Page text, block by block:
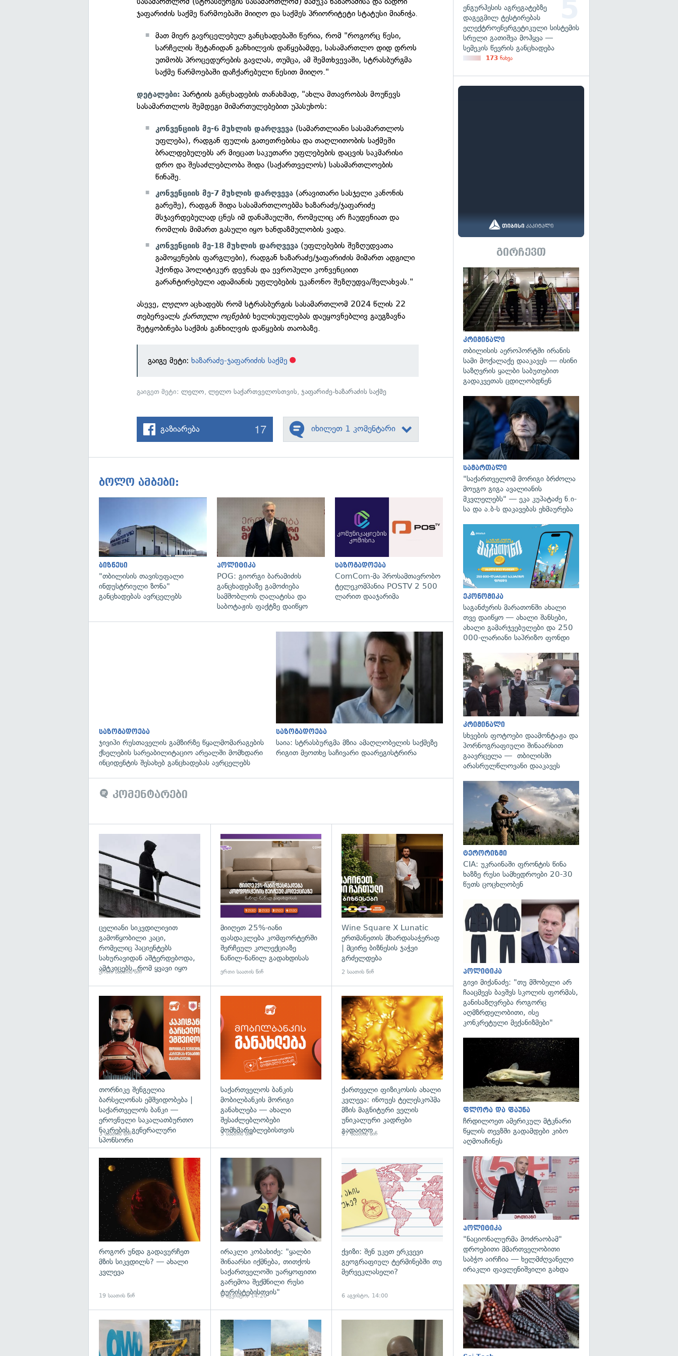
ჯაფარიძის საქმე წარმოებაში მიიღო და საქმეს პრიორიტეტი სტატუსი მიანიჭა.
მათ მიერ გავრცელებულ განცხადებაში წერია, რომ "როგორც წესი,
სარჩელის შეტანიდან განხილვის დაწყებამდე, სასამართლო დიდ დროს
უთმობს პროცედურების გავლას, თუმცა, ამ შემთხვევაში, სტრასბურგმა
საქმე წარმოებაში დაჩქარებული წესით მიიღო."
დეტალები:პარტიის განცხადების თანახმად, "ახლა მთავრობას მოუწევს
სასამართლოს შემდეგი მიმართულებებით უპასუხოს:
კონვენციის მე-6 მუხლის დარღვევა (სამართლიანი სასამართლოს
უფლება), რადგან ფულის გათეთრებისა და თაღლითობის საქმეში
ბრალდებულებს არ მიეცათ საკუთარი უფლებების დაცვის საკმარისი
დრო და შესაძლებლობა შიდა (საქართველოს) სასამართლოების
წინაშე.
კონვენციის მე-7 მუხლის დარღვევა (არავითარი სასჯელი კანონის
გარეშე), რადგან შიდა სასამართლოებმა ხაზარაძე/ჯაფარიძე
მსჯავრდებულად ცნეს იმ დანაშაულში, რომელიც არ ჩაუდენიათ და
რომლის მიმართ გასული იყო ხანდაზმულობის ვადა.
კონვენციის მე-18 მუხლის დარღვევა (უფლებების შეზღუდვათა
გამოყენების ფარგლები), რადგან ხაზარაძე/ჯაფარიძის მიმართ ადგილი
ჰქონდა პოლიტიკურ დევნას და ევროპული კონვენციით
გარანტირებული ადამიანის უფლებების უკანონო შეზღუდვა/შელახვას."
ასევე, ლელოაცხადებს რომ სტრასბურგის სასამართლომ 2024 წლის 22
თებერვალსქართული ოცნებისხელისუფლებას დაუყოვნებლივ გაუგზავნა
შეტყობინება საქმის განხილვის დაწყების თაობაზე.
გაიგე მეტი:ხაზარაძე-ჯაფარიძის საქმე
გაიგეთ მეტი:ლელო,ლელო საქართველოსთვის,ჯაფარიძე-ხაზარაძის საქმე
გაზიარება 17 იხილეთ 1 კომენტარი
ბოლო ამბები:
ბიზნესი
"თბილისის თავისუფალი
ინდუსტრიული ზონა"
განცხადებას ავრცელებს
პოლიტიკა
POG: გიორგი ბარამიძის
განცხადებაზე გამოძიება
სამშობლოს ღალატისა და
საბოტაჟის ფაქტზე დაიწყო
გადახედვა
საზოგადოება
ComCom-მა პროსამთავრობო
ტელეკომპანია POSTV 2 500
ლარით დააჯარიმა
საზოგადოება
ჯივიპი რუსთაველის გამზირზე წყალმომარაგების
ქსელების სარეაბილიტაციო არეალში მომხდარი
ინციდენტის შესახებ განცხადებას ავრცელებს
გადახედვა
საზოგადოება
საია: სტრასბურგმა მზია ამაღლობელის საქმეზე
რიგით მეოთხე საჩივარი დაარეგისტრირა
კომენტარები
გადახედვა
ცელიანი სიკვდილივით
გამოწყობილი კაცი,
რომელიც პაციენტებს
სახურავიდან აშტერდებოდა,
ამტკიცებს, რომ ყვავი იყო
ერთი საათის წინ
მიიღეთ 25%-იანი
ფასდაკლება კომფორტერში
შერჩეულ კოლექციაზე
ნაწილ-ნაწილ გადახდისას
ერთი საათის წინ
Wine Square X Lunatic
ერთმანეთის მხარდასაჭერად
| მცირე ბიზნესის ჯაჭვი
გრძელდება
2 საათის წინ
თორნიკე შენგელია
ბარსელონას ემშვიდობება |
საქართველოს ბანკი —
ეროვნული საკალათბურთო
ნაკრების გენერალური
სპონსორი
3 საათის წინ
საქართველოს ბანკის
მობილბანკის მორიგი
განახლება — ახალი
შესაძლებლობები
მომხმარებლებისთვის
3 საათის წინ
გადახედვა
ქართველი ფიზიკოსის ახალი
კვლევა: ინოუეს ტელესკოპმა
მზის მაგნიტური ველის
უნიკალური კადრები
გადაიღო
17 საათის წინ
გადახედვა
როგორ უნდა გადავურჩეთ
მზის სიკვდილს? — ახალი
კვლევა
19 საათის წინ
გადახედვა
ირაკლი კობახიძე: "ყალბი
შინაარსი იქმნება, თითქოს
საქართველოში უარყოფითი
გარემოა შექმნილი რუსი
ტურისტებისთვის"
6 აგვისტო, 14:20
ქვიზი: შენ უკეთ ერკვევი
გეოგრაფიულ ტერმინებში თუ
მერვეკლასელი?
6 აგვისტო, 14:00
გადახედვა გადახედვა
ენგურჰესის აგრეგატებზე
დაგეგმილ ტესტირებას
ელექტროენერგეტიკული სისტემის
სრული გათიშვა მოჰყვა —
სემეკის წევრის განცხადება
173 ნახვა
გირჩევთ
კრიმინალი
თბილისის აეროპორტში ირანის
სამი მოქალაქე დააკავეს — ისინი
საზღვრის ყალბი საბუთებით
გადაკვეთას ცდილობდნენ
სამართალი
"საქართველომ მორიგი ბრძოლა
მოუგო გიგა ავალიანის
მკვლელებს" — ეკა კუპატაძე ნ.ი-
სა და ა.ბ-ს დაკავებას ეხმაურება
ეკონომიკა
საგანძურის მარათონში ახალი
თვე დაიწყო — ახალი შანსები,
ახალი გამარჯვებულები და 250
000-ლარიანი საპრიზო ფონდი
კრიმინალი
სხვების ფოტოები დაამონტაჟა და
პორნოგრაფიული შინაარსით
გაავრცელა — თბილისში
არასრულწლოვანი დააკავეს
ტერორიზმი
CIA: უკრაინაში ფრონტის წინა
ხაზზე რუსი სამხედროები 20-30
წუთს ცოცხლობენ
პოლიტიკა
გივი მიქანაძე: "თუ მშობელი არ
ჩააცმევს ბავშვს სკოლის ფორმას,
განისაზღვრება როგორც
აღმზრდელობითი, ისე
კონკრეტული მექანიზმები"
ფლორა და ფაუნა
ჩრდილოეთ ამერიკულ მტკნარი
წყლის თევზში გადამდები კიბო
აღმოაჩინეს
პოლიტიკა
"ნაციონალურმა მოძრაობამ"
დროებითი მმართველობითი
საბჭო აირჩია — ხელმძღვანელი
ირაკლი ფავლენიშვილი გახდა